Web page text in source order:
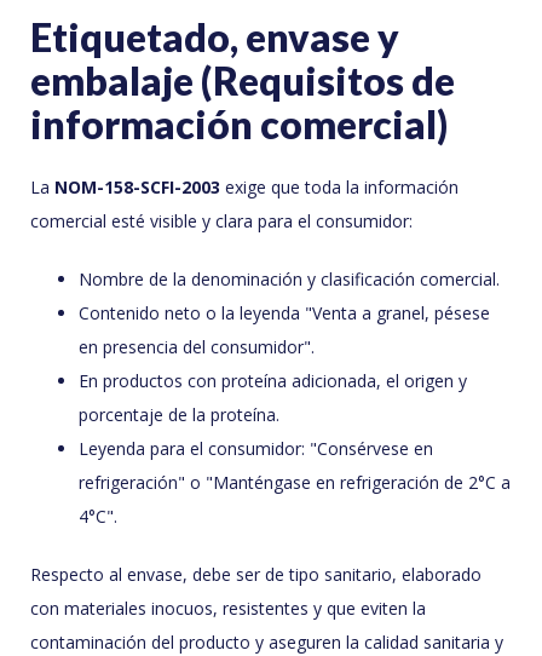
Etiquetado, envase y
embalaje (Requisitos de
información comercial)
La NOM-158-SCFI-2003 exige que toda la información
comercial esté visible y clara para el consumidor:
Nombre de la denominación y clasificación comercial.
Contenido neto o la leyenda "Venta a granel, pésese
en presencia del consumidor".
En productos con proteína adicionada, el origen y
porcentaje de la proteína.
Leyenda para el consumidor: "Consérvese en
refrigeración" o "Manténgase en refrigeración de 2°C a
4°C".
Respecto al envase, debe ser de tipo sanitario, elaborado
con materiales inocuos, resistentes y que eviten la
contaminación del producto y aseguren la calidad sanitaria y